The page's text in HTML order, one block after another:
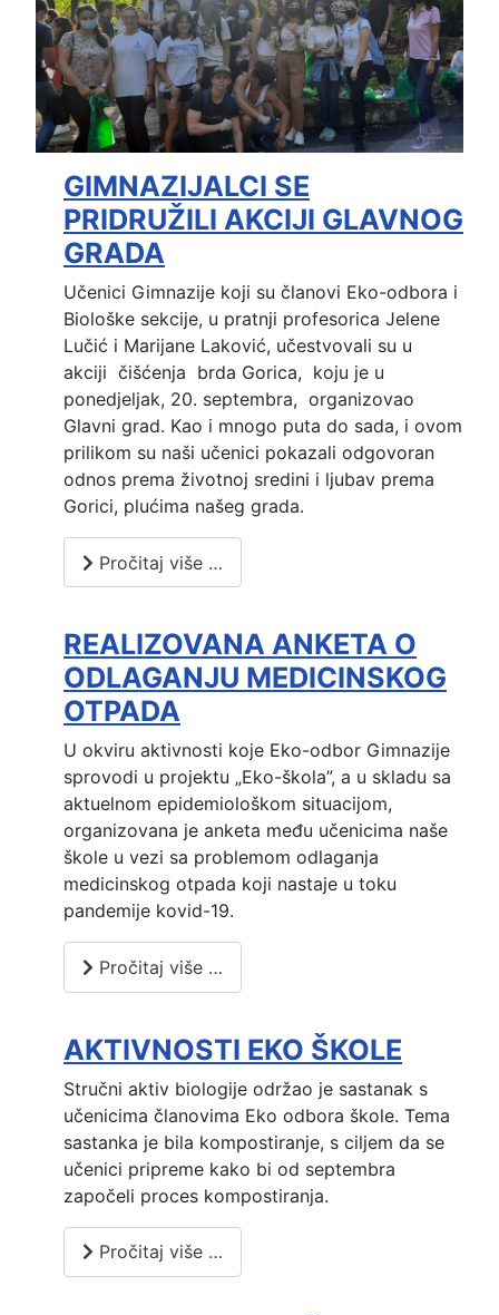
GIMNAZIJALCI SE
PRIDRUŽILI AKCIJI GLAVNOG
GRADA
Učenici Gimnazije koji su članovi Eko-odbora i
Biološke sekcije, u pratnji profesorica Jelene
Lučić i Marijane Laković, učestvovali su u
akciji čišćenja brda Gorica, koju je u
ponedjeljak, 20. septembra, organizovao
Glavni grad. Kao i mnogo puta do sada, i ovom
prilikom su naši učenici pokazali odgovoran
odnos prema životnoj sredini i ljubav prema
Gorici, plućima našeg grada.
Pročitaj više …
REALIZOVANA ANKETA O
ODLAGANJU MEDICINSKOG
OTPADA
U okviru aktivnosti koje Eko-odbor Gimnazije
sprovodi u projektu „Eko-škola”, a u skladu sa
aktuelnom epidemiološkom situacijom,
organizovana je anketa među učenicima naše
škole u vezi sa problemom odlaganja
medicinskog otpada koji nastaje u toku
pandemije kovid-19.
Pročitaj više …
AKTIVNOSTI EKO ŠKOLE
Stručni aktiv biologije održao je sastanak s
učenicima članovima Eko odbora škole. Tema
sastanka je bila kompostiranje, s ciljem da se
učenici pripreme kako bi od septembra
započeli proces kompostiranja.
Pročitaj više …